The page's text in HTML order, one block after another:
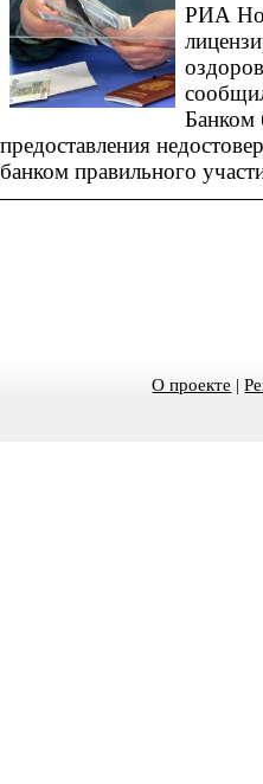
РИА
Банком
предоставления
банком правильного
О проекте |